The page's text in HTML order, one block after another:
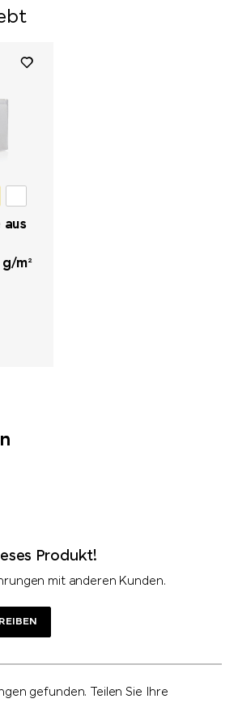
aus
m²
Produkt!
mit anderen Kunden.
gefunden. Teilen Sie Ihre